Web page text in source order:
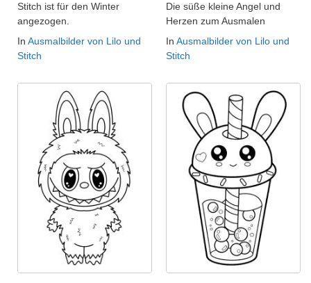
Stitch ist für den Winter
angezogen.
In Ausmalbilder von Lilo und
Stitch
Die süße kleine Angel und
Herzen zum Ausmalen
In Ausmalbilder von Lilo und
Stitch